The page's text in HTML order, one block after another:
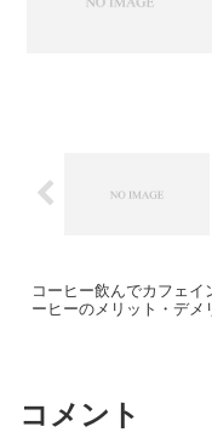
コーヒー飲んでカフェイ
ーヒーのメリット・デメ
コメント